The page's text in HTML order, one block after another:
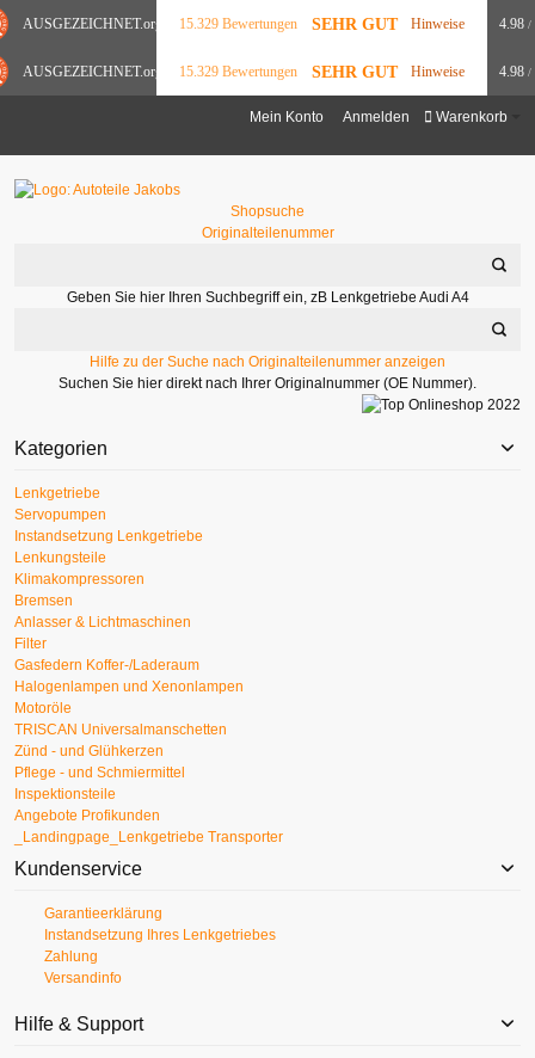
AUSGEZEICHNET.org 15.329 Bewertungen SEHR GUT Hinweise 4.98 /
AUSGEZEICHNET.org 15.329 Bewertungen SEHR GUT Hinweise 4.98 /
Warenkorb
Mein Konto Anmelden
Shopsuche
Originalteilenummer
Geben Sie hier Ihren Suchbegriff ein, zB Lenkgetriebe Audi A4
Hilfe zu der Suche nach Originalteilenummer anzeigen
Suchen Sie hier direkt nach Ihrer Originalnummer (OE Nummer).
Kategorien
Lenkgetriebe
Servopumpen
Instandsetzung Lenkgetriebe
Lenkungsteile
Klimakompressoren
Bremsen
Anlasser & Lichtmaschinen
Filter
Gasfedern Koffer-/Laderaum
Halogenlampen und Xenonlampen
Motoröle
TRISCAN Universalmanschetten
Zünd - und Glühkerzen
Pflege - und Schmiermittel
Inspektionsteile
Angebote Profikunden
_Landingpage_Lenkgetriebe Transporter
Kundenservice
Garantieerklärung
Instandsetzung Ihres Lenkgetriebes
Zahlung
Versandinfo
Hilfe & Support